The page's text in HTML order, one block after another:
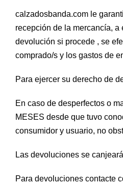
calzadosbanda.com le
recepción de la mercancía,
devolución si procede , se
comprado/s y los gastos de
Para ejercer su derecho de
En caso de desperfectos o
MESES desde que tuvo
consumidor y usuario, no
Las devoluciones se
Para devoluciones contacte